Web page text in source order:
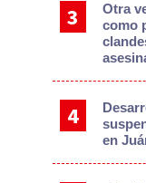
Otra
como
en